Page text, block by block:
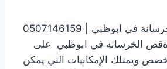
شركة قص الخرسانة في ابوظبي | 0507146159
الخرسانة في ابوظبي على
ويمتلك الإمكانيات التي يمكن